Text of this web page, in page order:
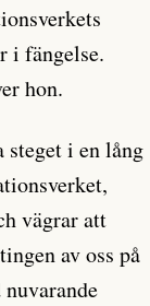
i fängelse.
hon.
steget i en lång
vägrar att
av oss på